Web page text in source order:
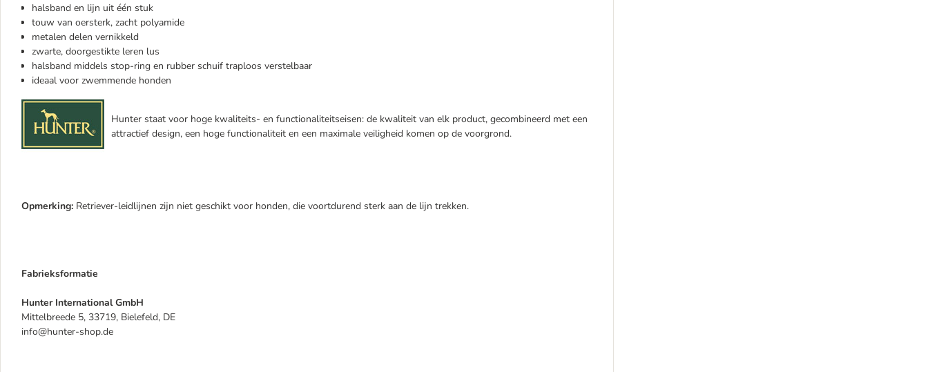
halsband en lijn uit één stuk
touw van oersterk, zacht polyamide
metalen delen vernikkeld
zwarte, doorgestikte leren lus
halsband middels stop-ring en rubber schuif traploos verstelbaar
ideaal voor zwemmende honden
Hunter staat voor hoge kwaliteits- en functionaliteitseisen: de kwaliteit van elk product, gecombineerd met een
attractief design, een hoge functionaliteit en een maximale veiligheid komen op de voorgrond.
Opmerking: Retriever-leidlijnen zijn niet geschikt voor honden, die voortdurend sterk aan de lijn trekken.
Fabrieksformatie
Hunter International GmbH
Mittelbreede 5, 33719, Bielefeld, DE
info@hunter-shop.de